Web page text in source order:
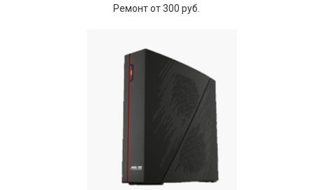
Ремонт от 300 руб.